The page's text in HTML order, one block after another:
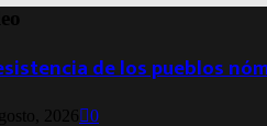
de los pueblos
2026 0